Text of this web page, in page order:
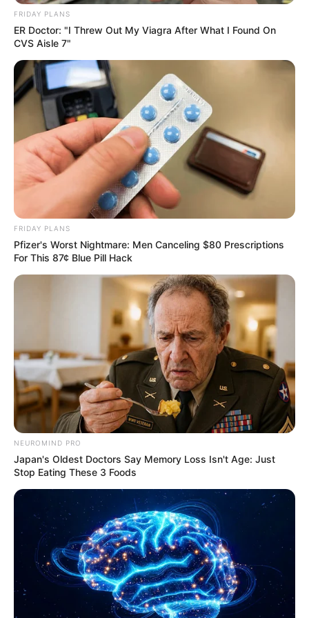
19.06.2025, 11:54
Το σπάνιο πλάσμα που έκανε πολλούς να
κολλήσουν στην παραλία Χαλκίδας
17.06.2025, 19:49
Έκτακτη βλάβη στην παλιά γέφυρα
Χαλκίδας – Τι φοβούνται όσοι
γνωρίζουν;
17.06.2025, 09:16
… 53 54
ΤΑΥΤΟΤΗΤΑ ΚΑΙ ΕΠΙΚΟΙΝΩΝΙΑ ΟΡΟΙ ΧΡΗΣΗΣ
FRIDAY PLANS
ER Doctor: "I Threw Out My Viagra After What I Found On
CVS Aisle 7"
FRIDAY PLANS
Pfizer's Worst Nightmare: Men Canceling $80 Prescriptions
For This 87¢ Blue Pill Hack
NEUROMIND PRO
Japan's Oldest Doctors Say Memory Loss Isn't Age: Just
Stop Eating These 3 Foods